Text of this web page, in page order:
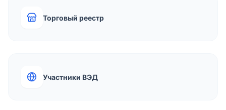
Торговый реестр
Участники ВЭД